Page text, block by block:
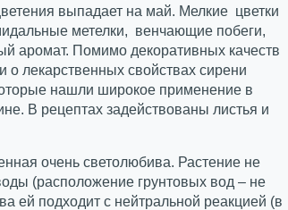
выпадает на май. Мелкие цветки
метелки, венчающие побеги,
аромат. Помимо декоративных качеств
о лекарственных свойствах сирени
нашли широкое применение в
В рецептах задействованы листья и
очень светолюбива. Растение не
(расположение грунтовых вод – не
ей подходит с нейтральной реакцией (в